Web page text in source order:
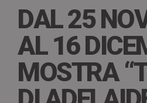
DAL 25
AL 16
MOSTRA